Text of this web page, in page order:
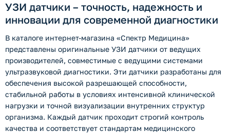
УЗИ датчики – точность, надежность и
инновации для современной диагностики
В каталоге интернет-магазина «Спектр Медицина»
представлены оригинальные УЗИ датчики от ведущих
производителей, совместимые с ведущими системами
ультразвуковой диагностики. Эти датчики разработаны для
обеспечения высокой разрешающей способности,
стабильной работы в условиях интенсивной клинической
нагрузки и точной визуализации внутренних структур
организма. Каждый датчик проходит строгий контроль
качества и соответствует стандартам медицинского